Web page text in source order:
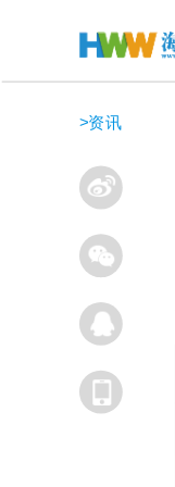
>资讯